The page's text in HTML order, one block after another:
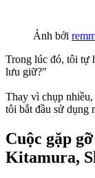
Ảnh bởi
Trong lúc đó, tôi tự
lưu giữ?"
Thay vì chụp
tôi bắt đầu sử dụng
Cuộc gặp
Kitamura,